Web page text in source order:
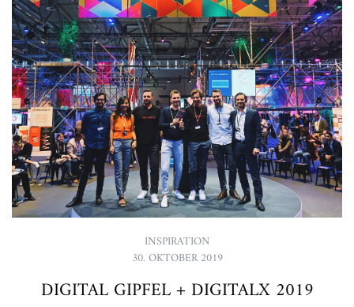
INSPIRATION
30. OKTOBER 2019
DIGITAL GIPFEL + DIGITALX 2019